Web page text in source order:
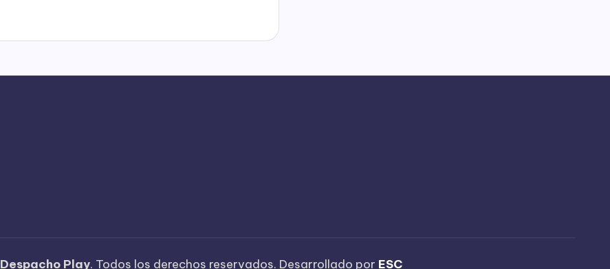
Despacho Play. Todos los derechos reservados. Desarrollado por ESC